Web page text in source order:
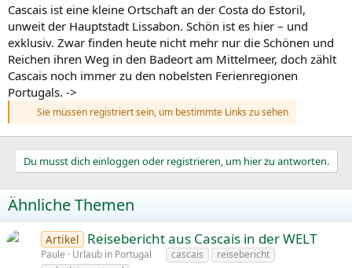
e
Cascais ist eine kleine Ortschaft an der Costa do Estoril,
unweit der Hauptstadt Lissabon. Schön ist es hier – und
exklusiv. Zwar finden heute nicht mehr nur die Schönen und
Reichen ihren Weg in den Badeort am Mittelmeer, doch zählt
Cascais noch immer zu den nobelsten Ferienregionen
Portugals. ->
Sie müssen registriert sein, um bestimmte Links zu sehen
Du musst dich einloggen oder registrieren, um hier zu antworten.
Ähnliche Themen
Artikel Reisebericht aus Cascais in der WELT
Paule Urlaub in Portugal cascais
reisebericht